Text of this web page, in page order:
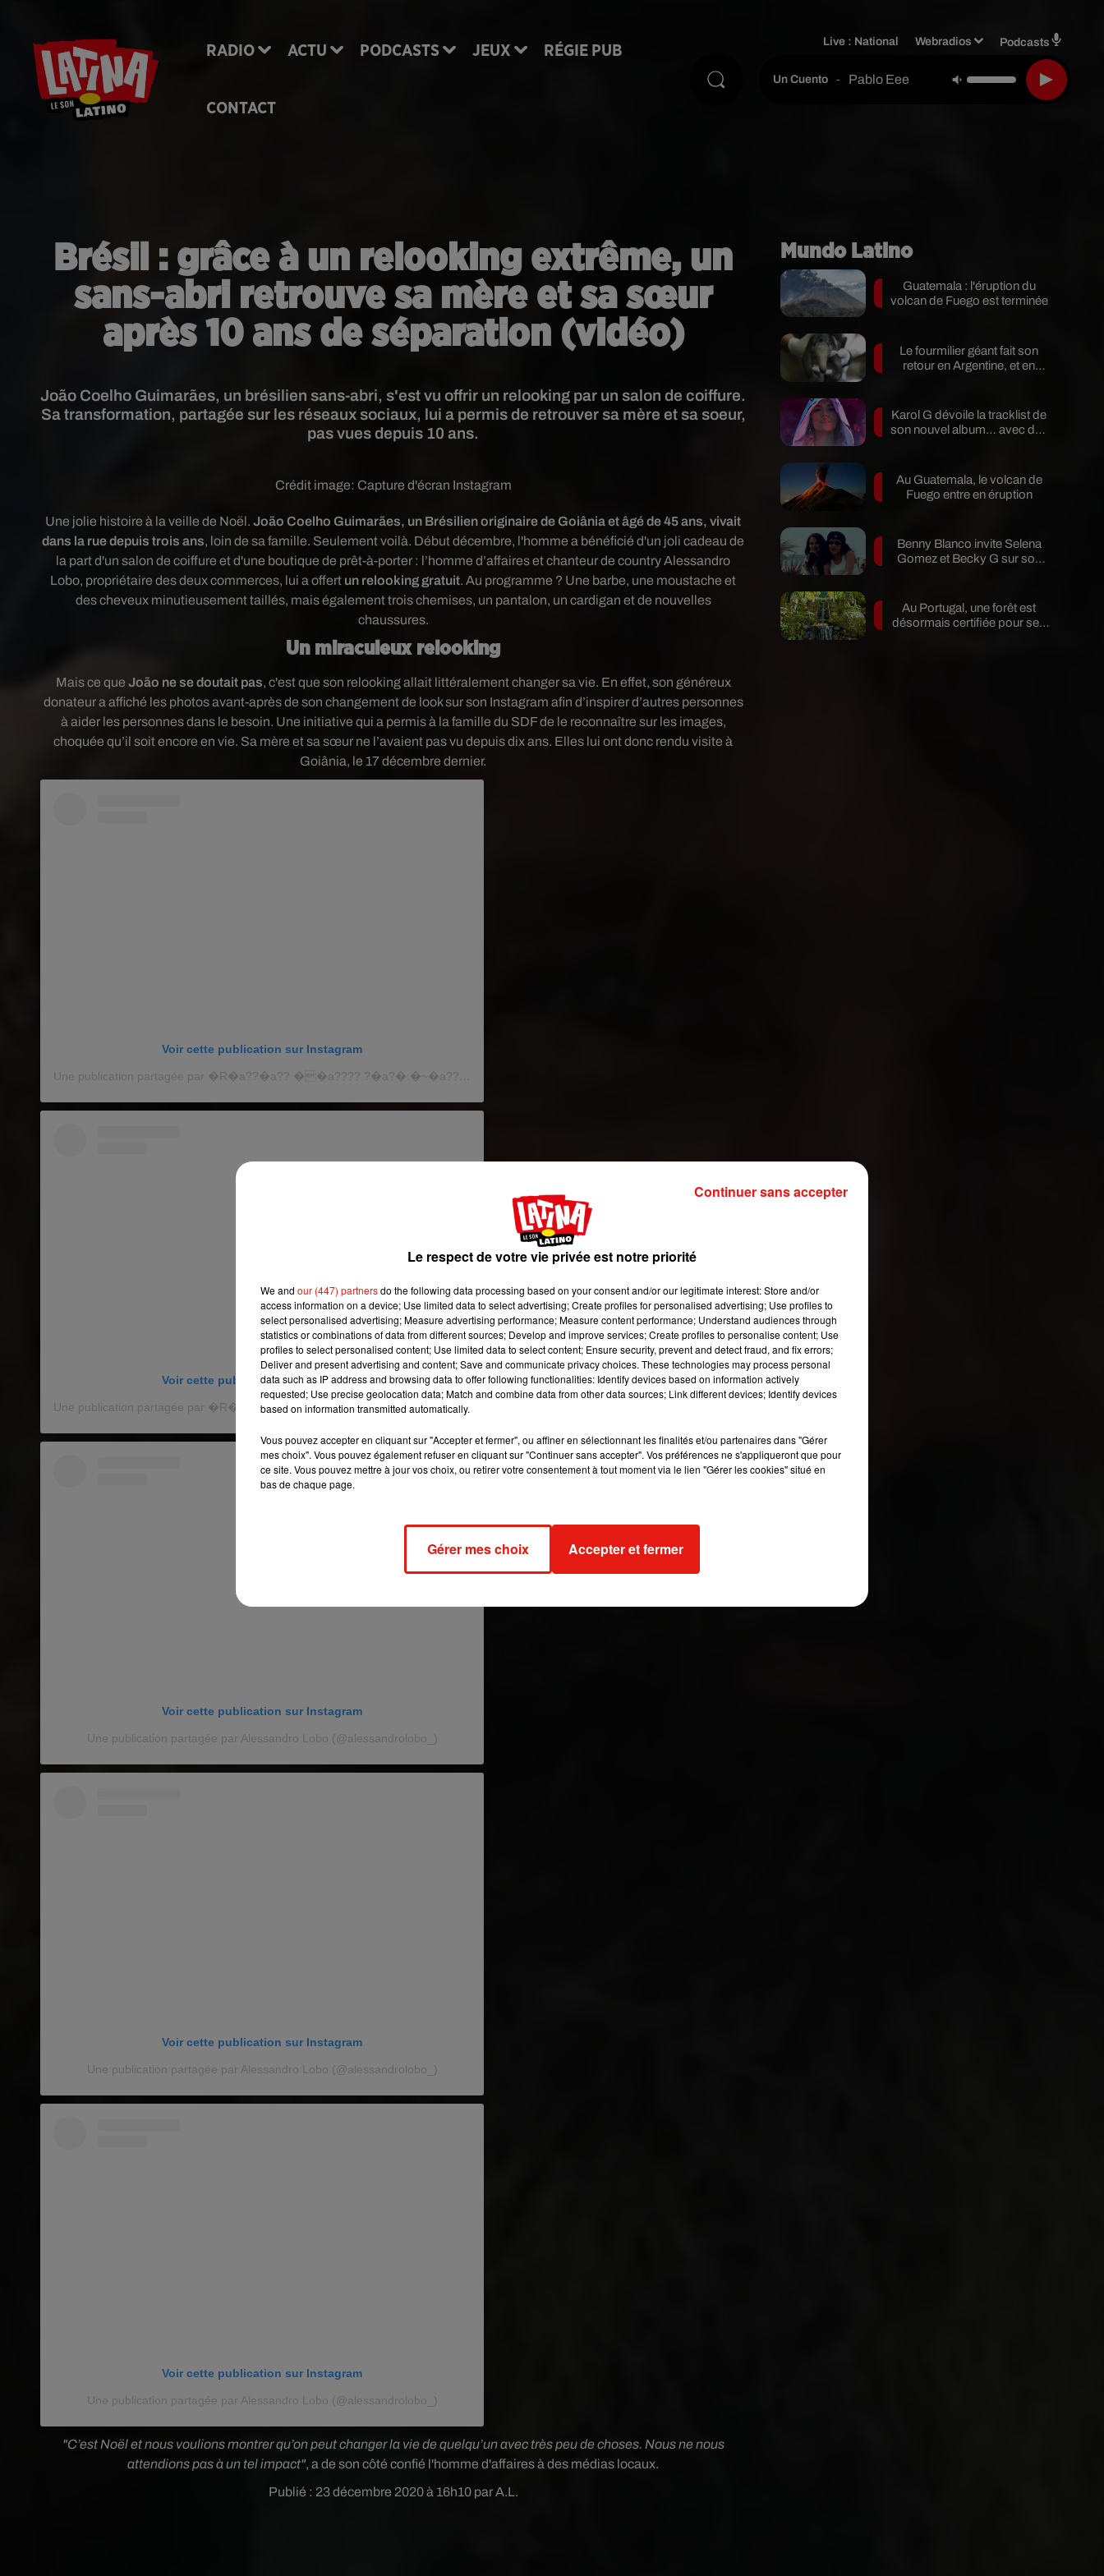
RADIO ACTU PODCASTS JEUX RÉGIE PUB
CONTACT
Live : National Webradios Podcasts
Un Cuento - Pablo Eee
Brésil : grâce à un relooking extrême, un
sans-abri retrouve sa mère et sa sœur
après 10 ans de séparation (vidéo)
Publié : 23 décembre 2020 à 16h10 par A.L.
João Coelho Guimarães, un brésilien sans-abri, s'est vu offrir un relooking par un salon de coiffure.
Sa transformation, partagée sur les réseaux sociaux, lui a permis de retrouver sa mère et sa soeur,
pas vues depuis 10 ans.
Crédit image: Capture d'écran Instagram
Une jolie histoire à la veille de Noël.João Coelho Guimarães, un Brésilien originaire de Goiânia et âgé de 45 ans, vivait
dans la rue depuis trois ans, loin de sa famille. Seulement voilà. Début décembre, l'homme a bénéficié d'un joli cadeau de
la part d'un salon de coiffure et d'une boutique de prêt-à-porter : l’homme d’affaires et chanteur de country Alessandro
Lobo, propriétaire des deux commerces, lui a offert un relooking gratuit. Au programme ? Une barbe, une moustache et
des cheveux minutieusement taillés, mais également trois chemises, un pantalon, un cardigan et de nouvelles
chaussures.
Un miraculeux relooking
Mais ce que João ne se doutait pas, c'est que son relooking allait littéralement changer sa vie. En effet, son généreux
donateur a affiché les photos avant-après de son changement de look sur son Instagram afin d’inspirer d’autres personnes
à aider les personnes dans le besoin. Une initiative qui a permis à la famille du SDF de le reconnaître sur les images,
choquée qu’il soit encore en vie. Sa mère et sa sœur ne l’avaient pas vu depuis dix ans. Elles lui ont donc rendu visite à
Goiânia, le 17 décembre dernier.
Voir cette publication sur Instagram
Voir cette publication sur Instagram
Une publication partagée par �R�a??�a?? ��a???? ?�a?�:�~�a??�a®️ (@marianosantosbarbearia_)
Voir cette publication sur Instagram
Une publication partagée par Alessandro Lobo (@alessandrolobo_)
Voir cette publication sur Instagram
Une publication partagée par Alessandro Lobo (@alessandrolobo_)
Voir cette publication sur Instagram
Une publication partagée par Alessandro Lobo (@alessandrolobo_)
"C’est Noël et nous voulions montrer qu’on peut changer la vie de quelqu’un avec très peu de choses. Nous ne nous
attendions pas à un tel impact", a de son côté confié l'homme d'affaires à des médias locaux.
Mundo Latino
Guatemala : l'éruption du
volcan de Fuego est terminée
Le fourmilier géant fait son
retour en Argentine, et en
Karol G dévoile la tracklist de
son nouvel album… avec des
Au Guatemala, le volcan de
Fuego entre en éruption
Benny Blanco invite Selena
Gomez et Becky G sur son
Au Portugal, une forêt est
désormais certifiée pour ses
Le respect de votre vie privée est notre priorité
We and our (447) partnersdo the following data processing based on your consent and/or our legitimate interest: Store and/or
access information on a device; Use limited data to select advertising; Create profiles for personalised advertising; Use profiles to
select personalised advertising; Measure advertising performance; Measure content performance; Understand audiences through
statistics or combinations of data from different sources; Develop and improve services; Create profiles to personalise content; Use
profiles to select personalised content; Use limited data to select content; Ensure security, prevent and detect fraud, and fix errors;
Deliver and present advertising and content; Save and communicate privacy choices. These technologies may process personal
data such as IP address and browsing data to offer following functionalities: Identify devices based on information actively
requested; Use precise geolocation data; Match and combine data from other data sources; Link different devices; Identify devices
based on information transmitted automatically.
Vous pouvez accepter en cliquant sur "Accepter et fermer", ou affiner en sélectionnant les finalités et/ou partenaires dans "Gérer
mes choix". Vous pouvez également refuser en cliquant sur "Continuer sans accepter". Vos préférences ne s'appliqueront que pour
ce site. Vous pouvez mettre à jour vos choix, ou retirer votre consentement à tout moment via le lien "Gérer les cookies" situé en
bas de chaque page.
Gérer mes choix Accepter et fermer
Continuer sans accepter